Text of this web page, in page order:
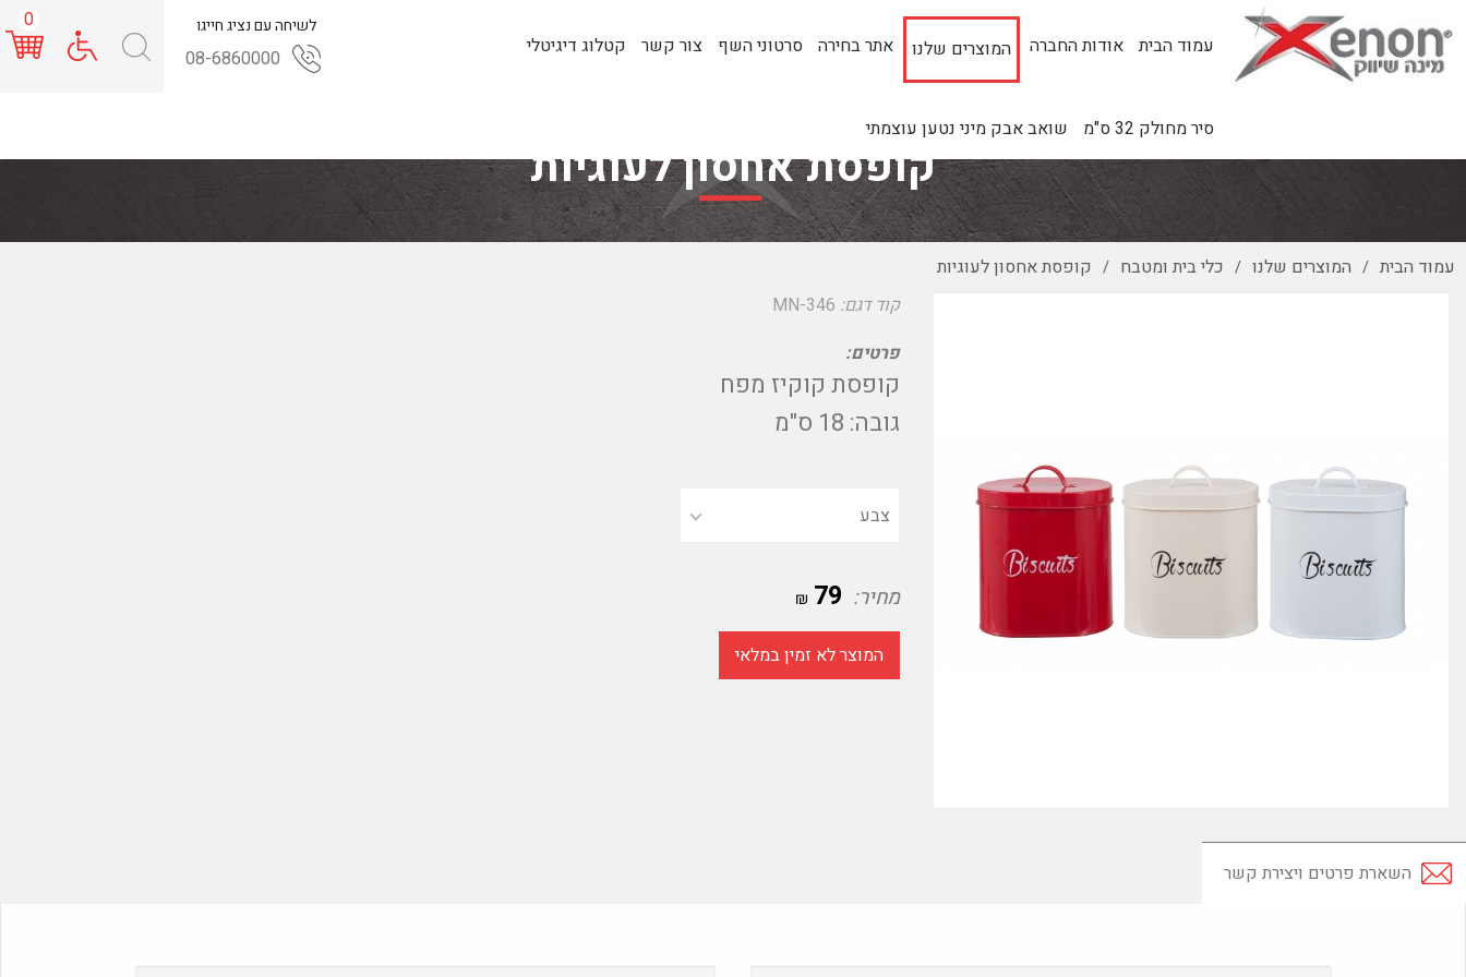
עמוד הבית אודות החברה המוצרים שלנו אתר בחירה סרטוני השף צור קשר קטלוג דיגיטלי
סיר מחולק 32 ס"מ שואב אבק מיני נטען עוצמתי
0 לשיחה עם נציג חייגו
08-6860000
קופסת אחסון לעוגיות
עמוד הבית / המוצרים שלנו / כלי בית ומטבח / קופסת אחסון לעוגיות
קוד דגם: MN-346
פרטים:
קופסת קוקיז מפח
גובה: 18 ס"מ
מחיר: 79
₪
המוצר לא זמין במלאי
השארת פרטים ויצירת קשר